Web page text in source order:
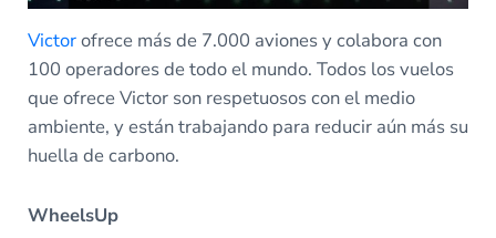
Victorofrece más de 7.000 aviones y colabora con
100 operadores de todo el mundo. Todos los vuelos
que ofrece Victor son respetuosos con el medio
ambiente, y están trabajando para reducir aún más su
huella de carbono.
WheelsUp